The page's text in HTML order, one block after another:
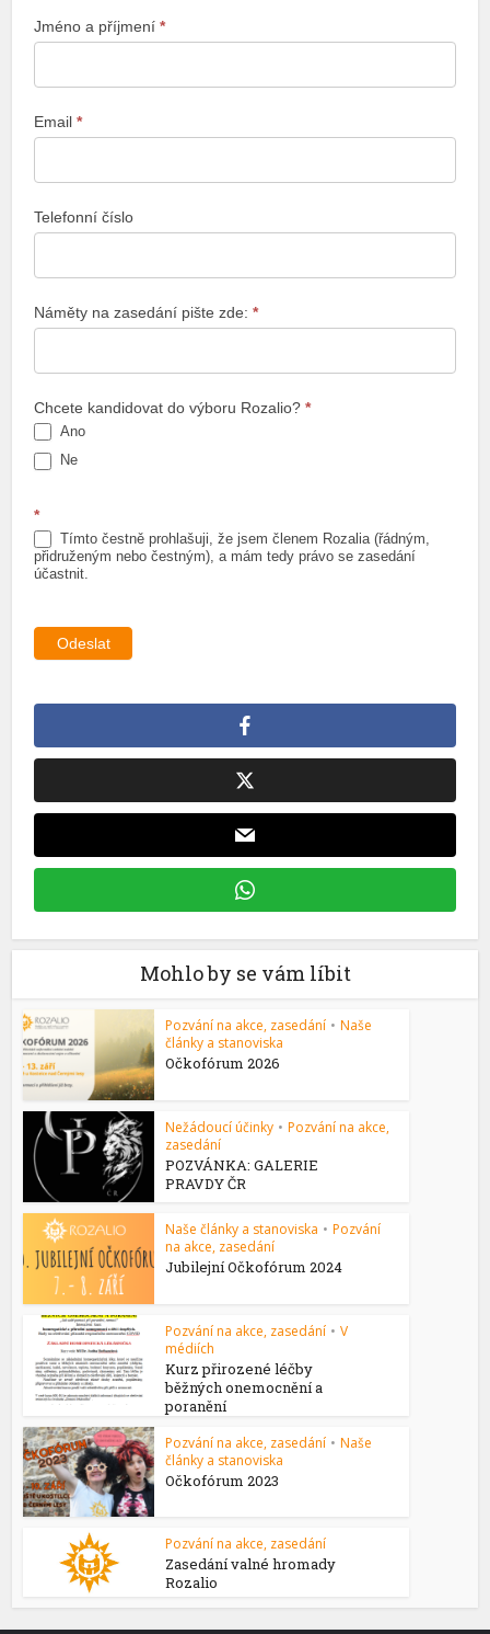
Potvrzení
účasti
valné
hromady
Jméno a příjmení*
Email*
Telefonní číslo
Náměty na zasedání pište zde:*
Chcete kandidovat do výboru Rozalio?*
Ano
Ne
*
Tímto čestně prohlašuji, že jsem členem Rozalia (řádným,
přidruženým nebo čestným), a mám tedy právo se zasedání
účastnit.
Odeslat
Mohlo by se vám líbit
Pozvání na akce, zasedání • Naše
články a stanoviska
Očkofórum 2026
Nežádoucí účinky • Pozvání na akce,
zasedání
POZVÁNKA: GALERIE
PRAVDY ČR
Naše články a stanoviska • Pozvání
na akce, zasedání
Jubilejní Očkofórum 2024
Pozvání na akce, zasedání • V
médiích
Kurz přirozené léčby
běžných onemocnění a
poranění
Pozvání na akce, zasedání • Naše
články a stanoviska
Očkofórum 2023
Pozvání na akce, zasedání
Zasedání valné hromady
Rozalio